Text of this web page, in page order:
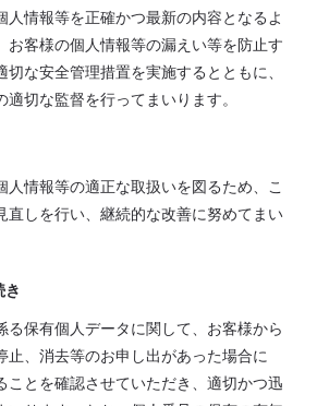
人情報等を正確かつ最新の内容となるよ
お客様の個人情報等の漏えい等を防止す
切な安全管理措置を実施するとともに、
適切な監督を行ってまいります。
人情報等の適正な取扱いを図るため、こ
直しを行い、継続的な改善に努めてまい
き
る保有個人データに関して、お客様から
止、消去等のお申し出があった場合に
ことを確認させていただき、適切かつ迅